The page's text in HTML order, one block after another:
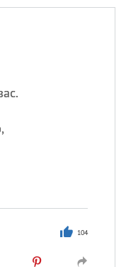
104
сил
именины
,
Еще